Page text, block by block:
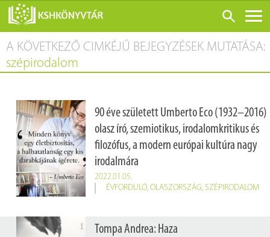
ONLINE KATALÓGUS
RÓLUNK
SZOLGÁLTATÁSOK
KONFERENCIÁK
ADATBÁZISOK
BLOG
A KÖVETKEZŐ CIMKÉJŰ BEJEGYZÉSEK MUTATÁSA:
szépirodalom
90 éve született Umberto Eco (1932–2016)
olasz író, szemiotikus, irodalomkritikus és
filozófus, a modern európai kultúra nagy
irodalmára
2022.01.05.
ÉVFORDULÓ, OLASZORSZÁG, SZÉPIRODALOM
Tompa Andrea: Haza